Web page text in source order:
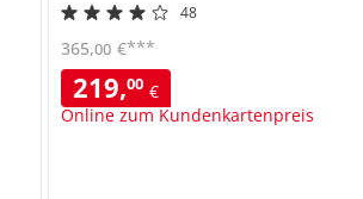
48
219,00 €
Online zum Kundenkartenpreis
365,00 €***